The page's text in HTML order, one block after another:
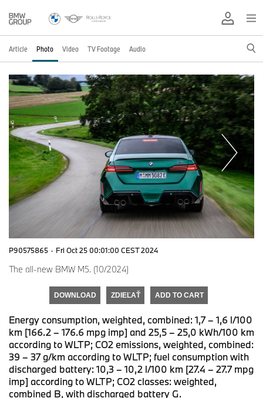
Article Photo Video TV Footage Audio
P90575865 · Fri Oct 25 00:01:00 CEST 2024
The all-new BMW M5. (10/2024)
DOWNLOAD ZDIEĽAŤ ADD TO CART
Energy consumption, weighted, combined: 1,7 – 1,6 l/100
km [166.2 – 176.6 mpg imp] and 25,5 – 25,0 kWh/100 km
according to WLTP; CO2 emissions, weighted, combined:
39 – 37 g/km according to WLTP; fuel consumption with
discharged battery: 10,3 – 10,2 l/100 km [27.4 – 27.7 mpg
imp] according to WLTP; CO2 classes: weighted,
combined B, with discharged battery G.